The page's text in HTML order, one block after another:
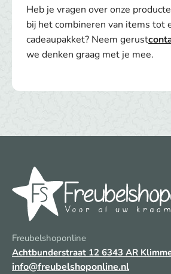
Heb je vragen over onze
bij het combineren van items tot
cadeaupakket? Neem gerust
we denken graag met je mee.
Freubelshoponline
Achtbunderstraat 12 6343 AR
info@freubelshoponline.nl